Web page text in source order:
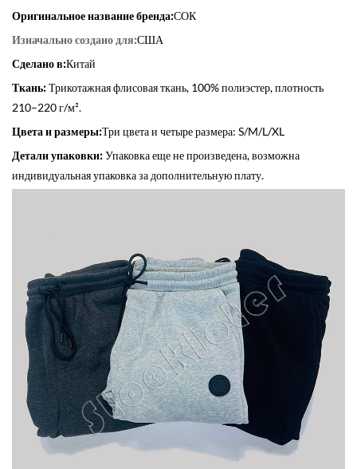
Оригинальное название бренда:СОК
Изначально создано для:США
Сделано в:Китай
Ткань:Трикотажная флисовая ткань, 100% полиэстер, плотность
210–220 г/м².
Цвета и размеры:Три цвета и четыре размера: S/M/L/XL
Детали упаковки:Упаковка еще не произведена, возможна
индивидуальная упаковка за дополнительную плату.